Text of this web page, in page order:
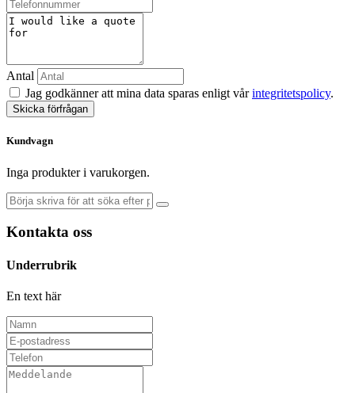
Antal
Jag godkänner att mina data sparas enligt vårintegritetspolicy.
Skicka förfrågan
Kundvagn
Inga produkter i varukorgen.
Kontakta oss
Underrubrik
En text här